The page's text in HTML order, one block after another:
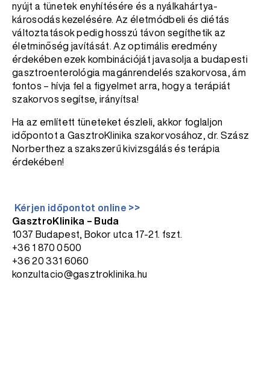
nyújt a tünetek enyhítésére és a nyálkahártya-
károsodás kezelésére. Az életmódbeli és diétás
változtatások pedig hosszú távon segíthetik az
életminőség javítását. Az optimális eredmény
érdekében ezek kombinációját javasolja a budapesti
gasztroenterológia magánrendelés szakorvosa, ám
fontos – hívja fel a figyelmet arra, hogy a terápiát
szakorvos segítse, irányítsa!
Ha az említett tüneteket észleli, akkor foglaljon
időpontot a GasztroKlinika szakorvosához, dr. Szász
Norberthez a szakszerű kivizsgálás és terápia
érdekében!
Kérjen időpontot online >>
GasztroKlinika – Buda
1037 Budapest, Bokor utca 17-21. fszt.
+36 1 870 0500
+36 20 331 6060
konzultacio@gasztroklinika.hu